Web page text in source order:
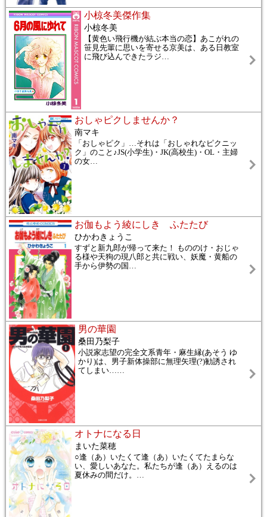
小椋冬美傑作集
小椋冬美
【黄色い飛行機が結ぶ本当の恋】あこがれの
笹見先輩に思いを寄せる京美は、ある日教室
に飛び込んできたラジ…
おしゃピクしませんか？
南マキ
「おしゃピク」…それは「おしゃれなピクニッ
ク」のこと♪JS(小学生)・JK(高校生)・OL・主婦
の女…
お伽もよう綾にしき ふたたび
ひかわきょうこ
すずと新九郎が帰って来た！ もののけ・おじゃ
る様や天狗の現八郎と共に戦い、妖魔・黄船の
手から伊勢の国 …
男の華園
桑田乃梨子
小説家志望の完全文系青年・麻生縁(あそう ゆ
かり)は、男子新体操部に無理矢理(?)勧誘され
てしまい……
オトナになる日
まいた菜穂
○逢（あ）いたくて逢（あ）いたくてたまらな
い、愛しいあなた。私たちが逢（あ）えるのは
夏休みの間だけ。 …